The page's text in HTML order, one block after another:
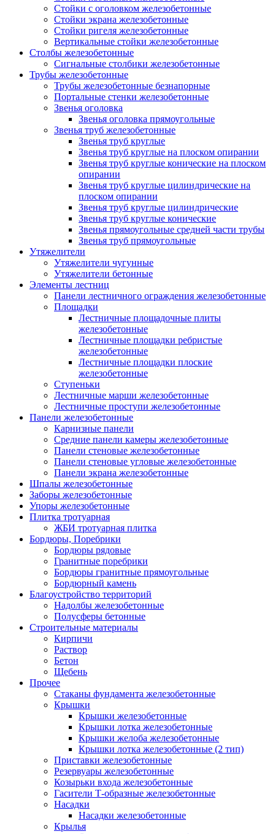
Стойки с оголовком железобетонные
Стойки экрана железобетонные
Стойки ригеля железобетонные
Вертикальные стойки железобетонные
Столбы железобетонные
Сигнальные столбики железобетонные
Трубы железобетонные
Трубы железобетонные безнапорные
Портальные стенки железобетонные
Звенья оголовка
Звенья оголовка прямоугольные
Звенья труб железобетонные
Звенья труб круглые
Звенья труб круглые на плоском опирании
Звенья труб круглые конические на плоском
опирании
Звенья труб круглые цилиндрические на
плоском опирании
Звенья труб круглые цилиндрические
Звенья труб круглые конические
Звенья прямоугольные средней части трубы
Звенья труб прямоугольные
Утяжелители
Утяжелители чугунные
Утяжелители бетонные
Элементы лестниц
Панели лестничного ограждения железобетонные
Площадки
Лестничные площадочные плиты
железобетонные
Лестничные площадки ребристые
железобетонные
Лестничные площадки плоские
железобетонные
Ступеньки
Лестничные марши железобетонные
Лестничные проступи железобетонные
Панели железобетонные
Карнизные панели
Средние панели камеры железобетонные
Панели стеновые железобетонные
Панели стеновые угловые железобетонные
Панели экрана железобетонные
Шпалы железобетонные
Заборы железобетонные
Упоры железобетонные
Плитка тротуарная
ЖБИ тротуарная плитка
Бордюры, Поребрики
Бордюры рядовые
Гранитные поребрики
Бордюры гранитные прямоугольные
Бордюрный камень
Благоустройство территорий
Надолбы железобетонные
Полусферы бетонные
Строительные материалы
Кирпичи
Раствор
Бетон
Щебень
Прочее
Стаканы фундамента железобетонные
Крышки
Крышки железобетонные
Крышки лотка железобетонные
Крышки желоба железобетонные
Крышки лотка железобетонные (2 тип)
Приставки железобетонные
Резервуары железобетонные
Козырьки входа железобетонные
Гасители Т-образные железобетонные
Насадки
Насадки железобетонные
Крылья